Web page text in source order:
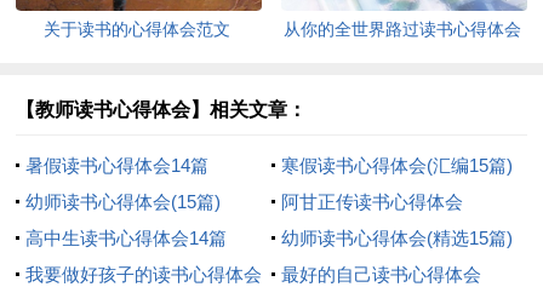
关于读书的心得体会范文 从你的全世界路过读书心得体会
【教师读书心得体会】相关文章：
暑假读书心得体会14篇
寒假读书心得体会(汇编15篇)
幼师读书心得体会(15篇)
阿甘正传读书心得体会
高中生读书心得体会14篇
幼师读书心得体会(精选15篇)
我要做好孩子的读书心得体会
最好的自己读书心得体会